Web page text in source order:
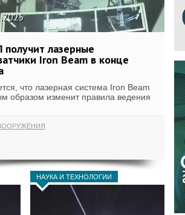
лазерные
Iron Beam в конце
что лазерная система Iron Beam
образом изменит правила ведения
НАУКА И ТЕХНОЛОГИИ